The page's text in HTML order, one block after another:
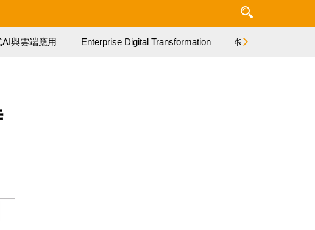
AI與雲端應用 Enterprise Digital Transformation 特集